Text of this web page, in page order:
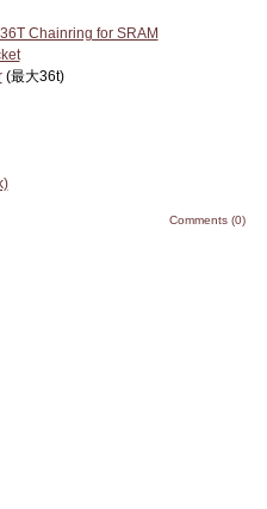
Chainring for SRAM
(最大36t)
Comments (0)